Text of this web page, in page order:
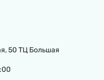
50 ТЦ Большая